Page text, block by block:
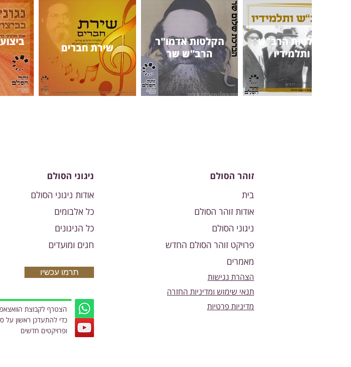
שירת חברים
הקלטות אדמו"ר
הרב"ש שר
הקלטות הרב"ש
ותלמידיו
ניגוני הסולם
אודות ניגוני הסולם
כל אלבומים
כל הניגונים
חגים ומועדים
תרמו עכשיו
הצטרף לקבוצת
כדי להתעדכן ראשון על
ופרויקטים חדשים
זוהר הסולם
בית
אודות זוהר הסולם
ניגוני הסולם
פרויקט זוהר הסולם החדש
מאמרים
הצהרת נגישות
תנאי שימוש ומדיניות החזרה
מדיניות פרטיות